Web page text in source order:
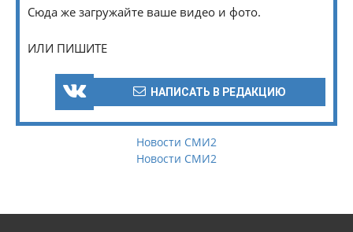
Сюда же загружайте ваше видео и фото.
ИЛИ ПИШИТЕ
НАПИСАТЬ В РЕДАКЦИЮ
Новости СМИ2
Новости СМИ2